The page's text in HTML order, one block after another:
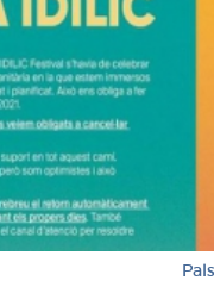
Pals